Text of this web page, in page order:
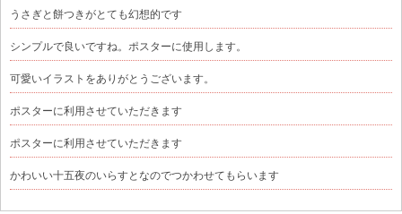
うさぎと餅つきがとても幻想的です
シンプルで良いですね。ポスターに使用します。
可愛いイラストをありがとうございます。
ポスターに利用させていただきます
ポスターに利用させていただきます
かわいい十五夜のいらすとなのでつかわせてもらいます